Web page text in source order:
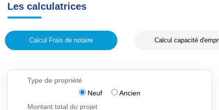
Les calculatrices
Calcul Frais de notaire Calcul capacité